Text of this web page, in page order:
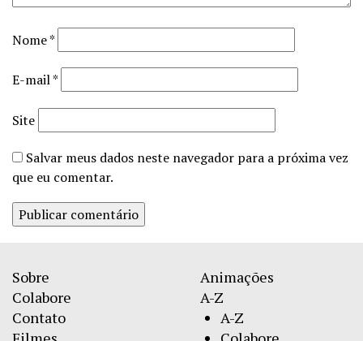
Nome*
E-mail*
Site
Salvar meus dados neste navegador para a próxima vez
que eu comentar.
Sobre
Colabore
Contato
Animações
A-Z
A-Z